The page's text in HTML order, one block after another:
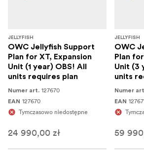
JELLYFISH
OWC Jellyfish Support
Plan for XT, Expansion
Unit (1 year) OBS! All
units requires plan
Numer art. 127670
EAN 127670
Tymczasowo niedostępne
24 990,00 zł
JELLYFISH
OWC
Plan
Unit (3
units
Numer
EAN
59